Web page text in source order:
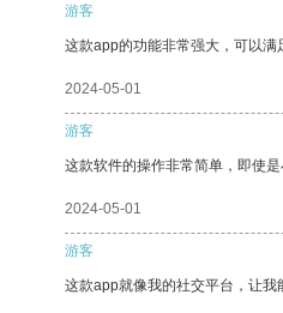
游客
这款app的功能非常强大，可以满
2024-05-01
游客
这款软件的操作非常简单，即使是
2024-05-01
游客
这款app就像我的社交平台，让我